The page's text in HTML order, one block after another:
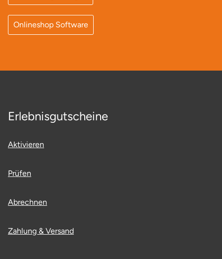
Onlineshop Software
Erlebnisgutscheine
Aktivieren
Prüfen
Abrechnen
Zahlung & Versand